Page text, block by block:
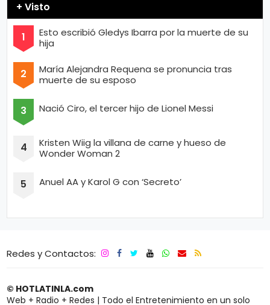
+ Visto
Esto escribió Gledys Ibarra por la muerte de su
hija
María Alejandra Requena se pronuncia tras
muerte de su esposo
Nació Ciro, el tercer hijo de Lionel Messi
Kristen Wiig la villana de carne y hueso de
Wonder Woman 2
Anuel AA y Karol G con ‘Secreto’
Redes y Contactos:
© HOTLATINLA.com
Web + Radio + Redes | Todo el Entretenimiento en un solo